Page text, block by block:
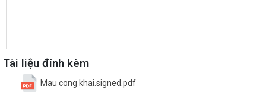
Tài liệu đính kèm
Mau cong khai.signed.pdf